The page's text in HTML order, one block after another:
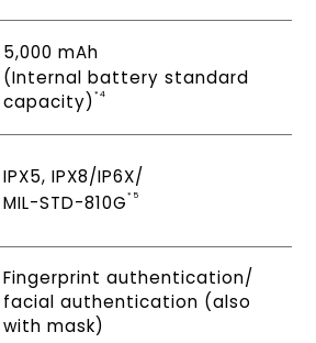
5,000 mAh
(Internal battery standard
capacity)*4
IPX5, IPX8/IP6X/
MIL-STD-810G*5
Fingerprint authentication/
facial authentication (also
with mask)